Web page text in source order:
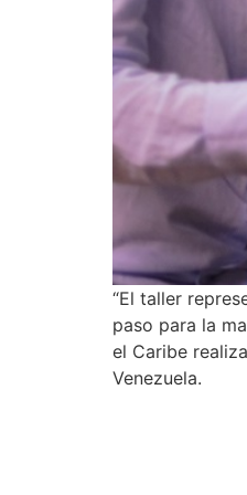
“El taller
paso para la
el Caribe
Venezuela.